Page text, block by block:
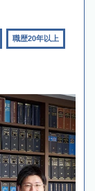
職歴20年以上